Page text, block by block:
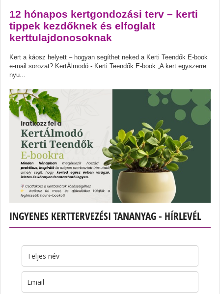
12 hónapos kertgondozási terv – kerti
tippek kezdőknek és elfoglalt
kerttulajdonosoknak
Kert a káosz helyett – hogyan segíthet neked a Kerti Teendők E-book
e-mail sorozat? KertÁlmodó - Kerti Teendők E-book „A kert egyszerre
nyu...
INGYENES KERTTERVEZÉSI TANANYAG - HÍRLEVÉL